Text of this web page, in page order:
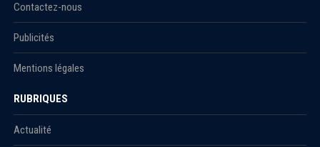
Contactez-nous
Publicités
Mentions légales
RUBRIQUES
Actualité